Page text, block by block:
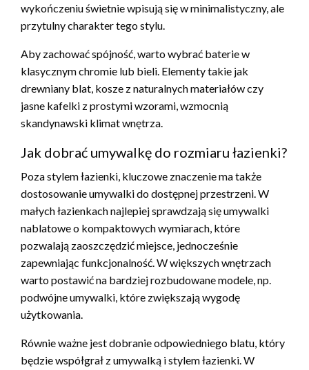
wykończeniu świetnie wpisują się w minimalistyczny, ale
przytulny charakter tego stylu.
Aby zachować spójność, warto wybrać baterie w
klasycznym chromie lub bieli. Elementy takie jak
drewniany blat, kosze z naturalnych materiałów czy
jasne kafelki z prostymi wzorami, wzmocnią
skandynawski klimat wnętrza.
Jak dobrać umywalkę do rozmiaru łazienki?
Poza stylem łazienki, kluczowe znaczenie ma także
dostosowanie umywalki do dostępnej przestrzeni. W
małych łazienkach najlepiej sprawdzają się umywalki
nablatowe o kompaktowych wymiarach, które
pozwalają zaoszczędzić miejsce, jednocześnie
zapewniając funkcjonalność. W większych wnętrzach
warto postawić na bardziej rozbudowane modele, np.
podwójne umywalki, które zwiększają wygodę
użytkowania.
Równie ważne jest dobranie odpowiedniego blatu, który
będzie współgrał z umywalką i stylem łazienki. W